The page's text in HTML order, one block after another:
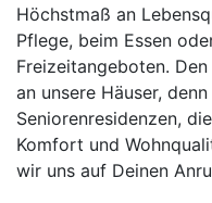
Höchstmaß an
Pflege, beim Essen
Freizeitangeboten.
an unsere Häuser,
Seniorenresidenzen,
Komfort und
wir uns auf Deinen